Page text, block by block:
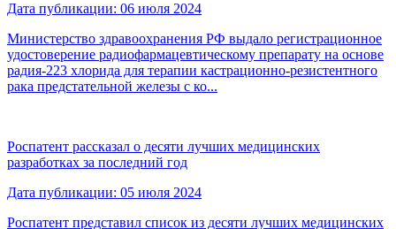
Дата публикации: 06 июля 2024
Министерство здравоохранения РФ выдало регистрационное
удостоверение радиофармацевтическому препарату на основе
радия-223 хлорида для терапии кастрационно-резистентного
рака предстательной железы с ко...
Роспатент рассказал о десяти лучших медицинских
разработках за последний год
Дата публикации: 05 июля 2024
Роспатент представил список из десяти лучших медицинских